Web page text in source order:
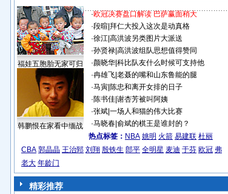
福娃五胞胎无家可归
韩鹏恨在家看中缅战
·欧冠决赛盘口解读 巴萨赢面稍大
·段暄 拜仁大投入这次是动真格
·徐江| 高洪波另类图片大派送
·孙贤禄| 高洪波组队思想值得赞同
·颜晓华| 科比队友什么时候可支持他
·冉雄飞| 老聂的嘴和山东鲁能的腿
·马寅| 陈忠和离开女排的日子
·陈书佳| 谢杏芳被叫阿姨
·张斌| 一场人和猫的伟大比赛
·马晓春| 俞斌的棋王是谁封的？
热点标签： NBA 姚明 火箭 易建联 杜丽
CBA 郭晶晶 王治郅 刘翔 殷铁生 郎平 全明星 麦迪 于芬 欧冠 弗
老大 年龄门
精彩推荐